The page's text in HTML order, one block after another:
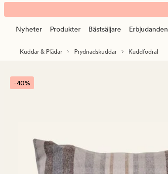
Hafjell
kuddfodral
multi/brun
banner.
Klicka
ESCAPE
att
pausa.
Nyheter Produkter Bästsäljare Erbjudanden
Kuddar & Plädar Prydnadskuddar Kuddfodral
-40%